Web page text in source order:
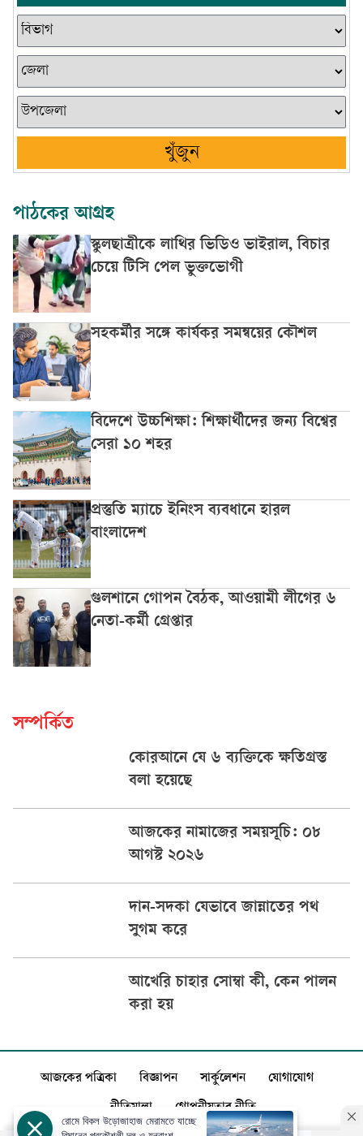
খুঁজুন
পাঠকের আগ্রহ
স্কুলছাত্রীকে লাথির ভিডিও ভাইরাল, বিচার
চেয়ে টিসি পেল ভুক্তভোগী
সহকর্মীর সঙ্গে কার্যকর সমন্বয়ের কৌশল
বিদেশে উচ্চশিক্ষা: শিক্ষার্থীদের জন্য বিশ্বের
সেরা ১০ শহর
প্রস্তুতি ম্যাচে ইনিংস ব্যবধানে হারল
বাংলাদেশ
গুলশানে গোপন বৈঠক, আওয়ামী লীগের ৬
নেতা-কর্মী গ্রেপ্তার
সম্পর্কিত
কোরআনে যে ৬ ব্যক্তিকে ক্ষতিগ্রস্ত
বলা হয়েছে
আজকের নামাজের সময়সূচি: ০৮
আগস্ট ২০২৬
দান-সদকা যেভাবে জান্নাতের পথ
সুগম করে
আখেরি চাহার সোম্বা কী, কেন পালন
করা হয়
আজকের পত্রিকা বিজ্ঞাপন সার্কুলেশন যোগাযোগ
নীতিমালা গোপনীয়তার নীতি
রোমে বিকল উড়োজাহাজ মেরামতে যাচ্ছে